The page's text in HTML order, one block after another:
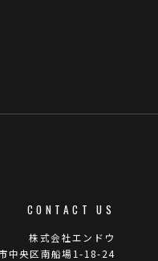
CONTACT US
株式会社エンドウ
中央区南船場1-18-24